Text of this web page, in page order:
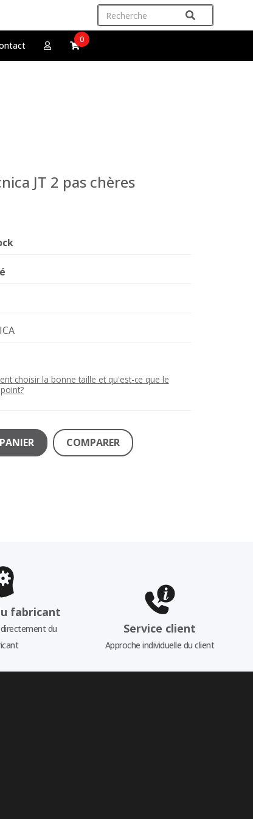
0
JT 2 pas chères
choisir la bonne taille et qu'est-ce que le
COMPARER
fabricant
du
Service client
Approche individuelle du client